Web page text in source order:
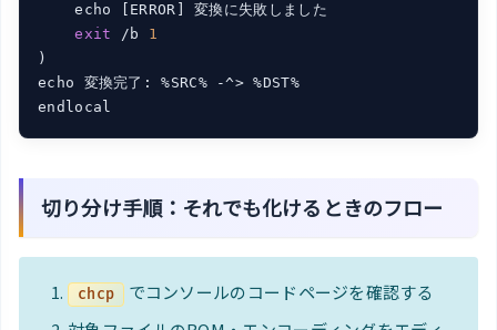
    echo [ERROR] 変換に失敗しました
exit /b 1
)
echo 変換完了: %SRC% -^> %DST%
切り分け手順：それでも化けるときのフロー
chcp
でコンソールのコードページを確認する